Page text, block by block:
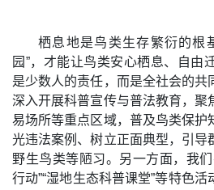
栖息地是鸟类生存繁衍的根
园”，才能让鸟类安心栖息、自由
是少数人的责任，而是全社会的共
深入开展科普宣传与普法教育，聚
易场所等重点区域，普及鸟类保护
光违法案例、树立正面典型，引导
野生鸟类等陋习。另一方面，我
行动”“湿地生态科普课堂”等特色